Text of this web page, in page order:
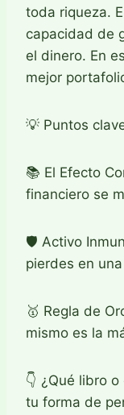
toda riqueza.
capacidad de
el dinero. En
mejor
💡 Puntos
📚 El Efecto
financiero se
🛡️ Activo
pierdes en
🥇 Regla de
mismo es la
👇 ¿Qué libro
tu forma de